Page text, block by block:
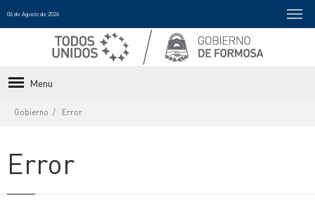
06 de Agosto de 2026
Menu
Gobierno Error
Error